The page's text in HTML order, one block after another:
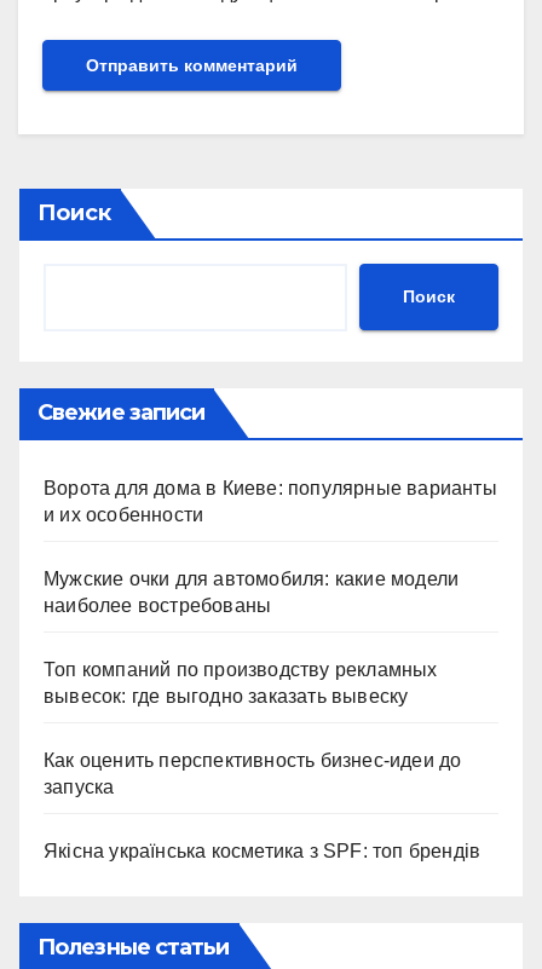
Поиск
Поиск
Свежие записи
Ворота для дома в Киеве: популярные варианты
и их особенности
Мужские очки для автомобиля: какие модели
наиболее востребованы
Топ компаний по производству рекламных
вывесок: где выгодно заказать вывеску
Как оценить перспективность бизнес-идеи до
запуска
Якісна українська косметика з SPF: топ брендів
Полезные статьи